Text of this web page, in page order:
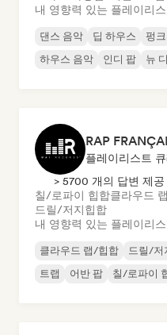
내 영향력 있는 플레이리
댄스 음악 딥 하우스 펑크
하우스 음악
인디 팝 뉴
플레이리스트
> 5700 개의 답변 제공
칠/로파이 힙합클라우드
드릴/저지힙합
내 영향력 있는 플레이리
클라우드 랩/힙합 드릴/저
트랩
어반 팝 칠/로파이